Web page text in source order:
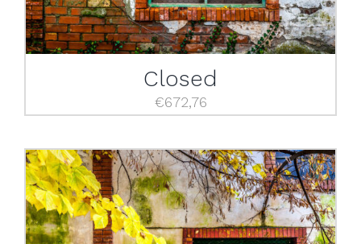
Closed
€672,76